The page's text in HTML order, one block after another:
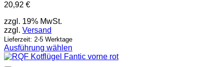
20,92 €
zzgl. 19% MwSt.
zzgl. Versand
Lieferzeit: 2-5 Werktage
Ausführung wählen
Dieses
Produkt